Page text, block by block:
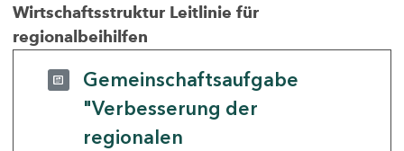
Wirtschaftsstruktur Leitlinie für
regionalbeihilfen
Gemeinschaftsaufgabe
"Verbesserung der
regionalen